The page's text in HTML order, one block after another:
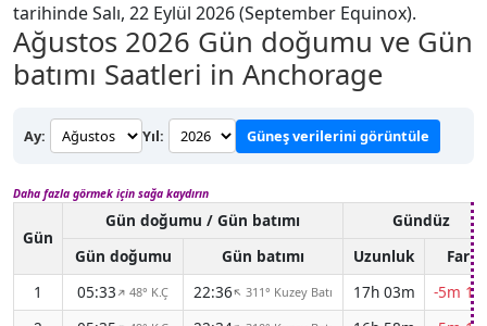
tarihinde Salı, 22 Eylül 2026 (September Equinox).
Ağustos 2026 Gün doğumu ve Gün
batımı Saatleri in Anchorage
Ay: Yıl: Güneş verilerini görüntüle
Daha fazla görmek için sağa kaydırın
Gün
Gün doğumu / Gün batımı
Gündüz
Gün doğumu
Gün batımı Uzunluk
Fark
1
05:33↑48° K.Ç 22:36↑311° Kuzey Batı 17h 03m
-5m